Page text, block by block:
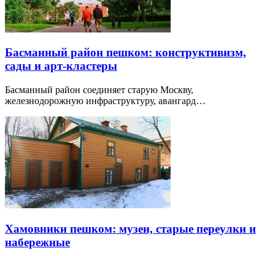
Басманный район пешком: конструктивизм,
сады и арт-кластеры
Басманный район соединяет старую Москву,
железнодорожную инфраструктуру, авангард…
Хамовники пешком: музеи, старые переулки и
набережные